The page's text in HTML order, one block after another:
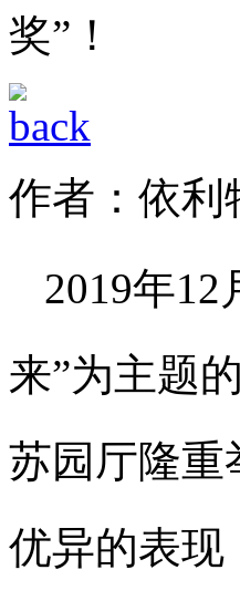
奖”！
作者：依利
2019年
来”为主题
苏园厅隆重
优异的表现